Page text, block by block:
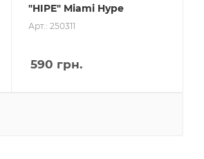
"HIPE" Miami Hype
Арт.: 250311
590 грн.